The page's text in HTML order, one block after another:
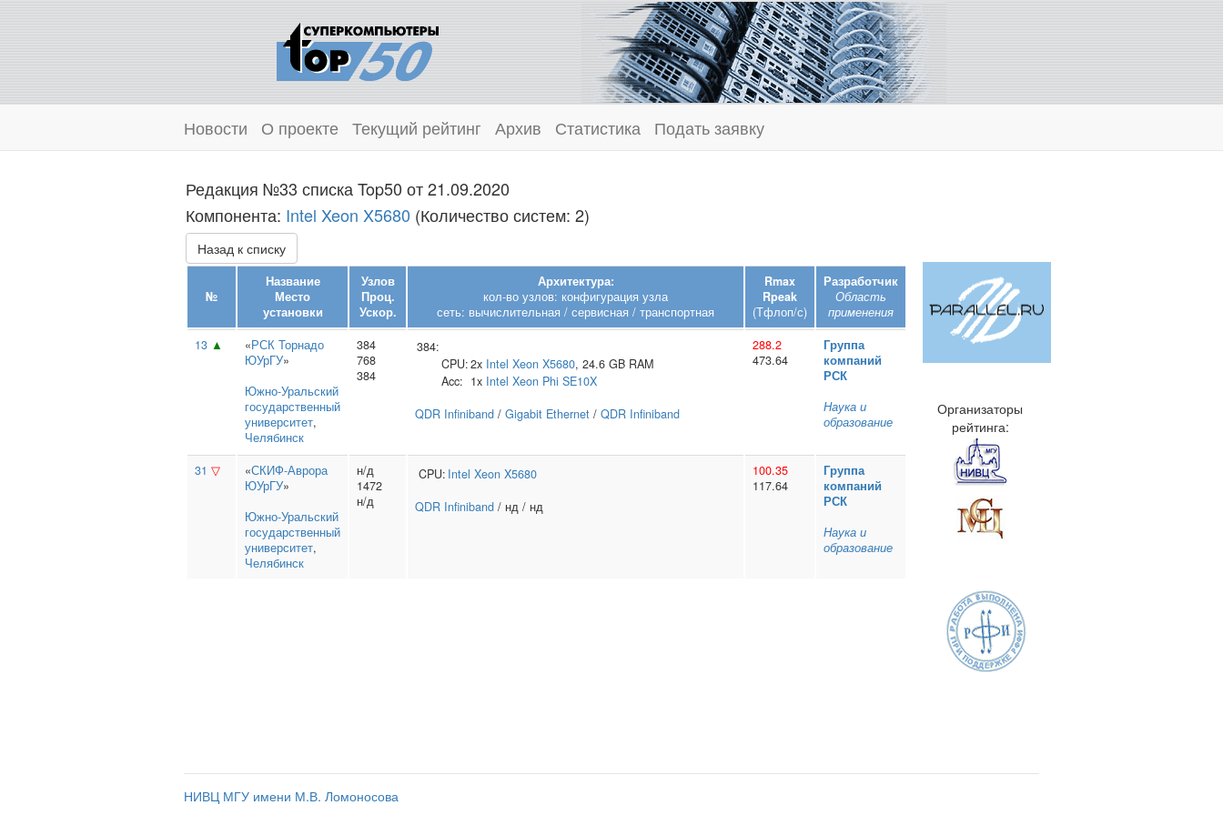
Новости О проекте Текущий рейтинг Архив Статистика Подать заявку
Редакция №33 списка Top50 от 21.09.2020
Компонента: Intel Xeon X5680 (Количество систем: 2)
Назад к списку
№
Название
Место
установки
Узлов
Проц.
Ускор.
Архитектура:
кол-во узлов: конфигурация узла
сеть: вычислительная / сервисная / транспортная
Rmax
Rpeak
(Тфлоп/с)
Разработчик
Область
применения
13 ▲ «РСК Торнадо
ЮУрГУ»
Южно‑Уральский
государственный
университет,
Челябинск
384
768
384
384:
CPU:2x Intel Xeon X5680, 24.6 GB RAM
Acc: 1x Intel Xeon Phi SE10X
QDR Infiniband / Gigabit Ethernet / QDR Infiniband
288.2
473.64
Группа
компаний
РСК
Наука и
образование
31 ▽ «СКИФ-Аврора
ЮУрГУ»
Южно‑Уральский
государственный
университет,
Челябинск
н/д
1472
н/д
CPU: Intel Xeon X5680
QDR Infiniband / нд / нд
100.35
117.64
Группа
компаний
РСК
Наука и
образование
Организаторы
рейтинга:
НИВЦ МГУ имени М.В. Ломоносова